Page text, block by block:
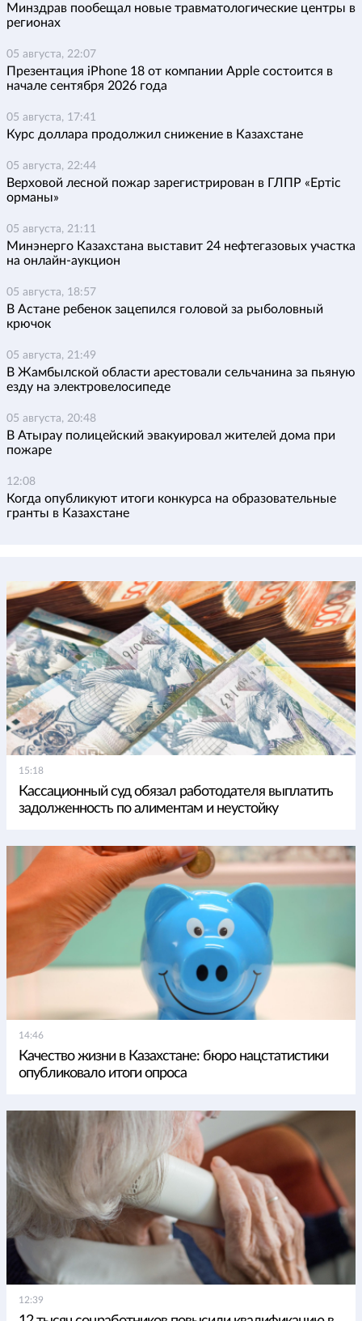
Минздрав пообещал новые травматологические центры в
регионах
05 августа, 22:07
Презентация iPhone 18 от компании Apple состоится в
начале сентября 2026 года
05 августа, 17:41
Курс доллара продолжил снижение в Казахстане
05 августа, 22:44
Верховой лесной пожар зарегистрирован в ГЛПР «Ертіс
орманы»
05 августа, 21:11
Минэнерго Казахстана выставит 24 нефтегазовых участка
на онлайн-аукцион
05 августа, 18:57
В Астане ребенок зацепился головой за рыболовный
крючок
05 августа, 21:49
В Жамбылской области арестовали сельчанина за пьяную
езду на электровелосипеде
05 августа, 20:48
В Атырау полицейский эвакуировал жителей дома при
пожаре
12:08
Когда опубликуют итоги конкурса на образовательные
гранты в Казахстане
15:18
Кассационный суд обязал работодателя выплатить
задолженность по алиментам и неустойку
14:46
Качество жизни в Казахстане: бюро нацстатистики
опубликовало итоги опроса
12:39